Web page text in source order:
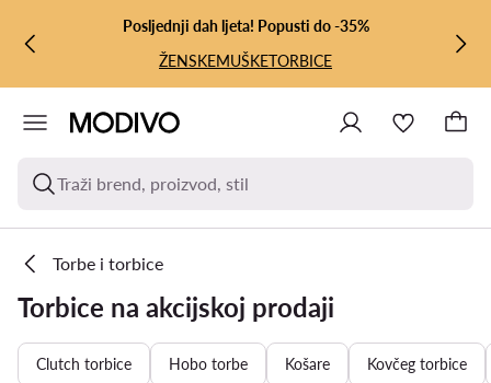
PRIJEĐI NA GLAVNI SADRŽAJ
PRIJEĐI NA PRETRAŽIVANJE
Posljednji dah ljeta! Popusti do -35%
ŽENSKEMUŠKETORBICE
Traži brend, proizvod, stil
Torbe i torbice
Torbice na akcijskoj prodaji
Clutch torbice Hobo torbe Košare Kovčeg torbice